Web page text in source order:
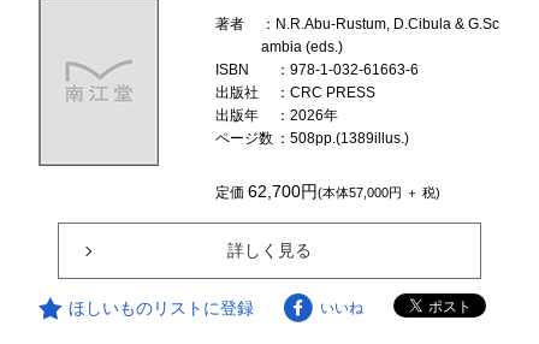
著者
：N.R.Abu-Rustum, D.Cibula & G.Sc
ambia (eds.)
ISBN
：978-1-032-61663-6
出版社
：CRC PRESS
出版年
：2026年
ページ数 ：508pp.(1389illus.)
定価62,700円(本体57,000円 ＋ 税)
詳しく見る
ほしいものリストに登録 いいね